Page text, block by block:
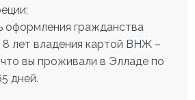
оформления гражданства
8 лет владения картой ВНЖ –
вы проживали в Элладе по
дней.